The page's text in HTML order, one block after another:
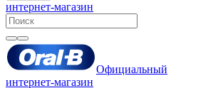
интернет-магазин
Официальный
интернет-магазин